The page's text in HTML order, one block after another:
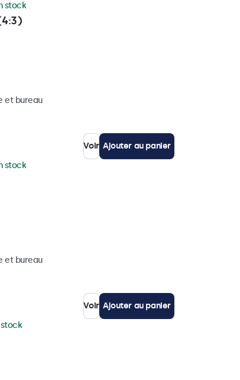
stock
et bureau
Voir Ajouter au panier
stock
et bureau
Voir Ajouter au panier
stock